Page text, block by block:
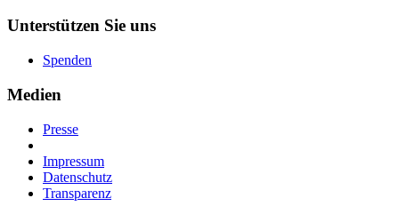
Unterstützen Sie uns
Spenden
Medien
Presse
Impressum
Datenschutz
Transparenz